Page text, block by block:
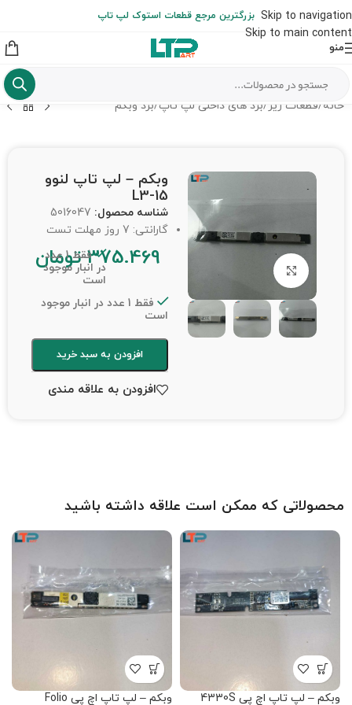
Skip to navigation
Skip to main content
از شهرستان به عهده مشتری است)
بزرگترین مرجع قطعات استوک لپ تاپ
منو
خانه /قطعات ریز /برد های داخلی لپ تاپ/برد وبکم
برای بزرگنمایی کلیک کنید
وبکم – لپ تاپ لنوو
L3-15
شناسه محصول: 5016047
گارانتی: 7 روز مهلت تست
375.469 تومان
فقط 1 عدد
در انبار موجود
است
فقط 1 عدد در انبار موجود
است
افزودن به سبد خرید
افزودن به علاقه مندی
محصولاتی که ممکن است علاقه داشته باشید
وبکم – لپ تاپ اچ پی 4330S
وبکم – لپ تاپ اچ پی Folio